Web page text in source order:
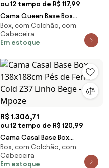
ou 12 tempo de R$ 117,99
Cama Queen Base Box
158x198cm Pés Madeira Cold
Z37 Veludo Bege - Mpoze
Box, com Colchão, com
Cabeceira
Em estoque
R$ 1.306,71
ou 12 tempo de R$ 120,99
Cama Casal Base Box
138x188cm Pés de Ferro Cold
Z37 Linho Bege - Mpoze
Box, com Colchão, com
Cabeceira
Em estoque